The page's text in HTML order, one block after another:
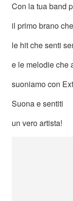
Con la tua band
il primo brano
le hit che senti
e le melodie che
suoniamo con
Suona e sentiti
un vero artista!